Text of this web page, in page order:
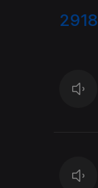
2918